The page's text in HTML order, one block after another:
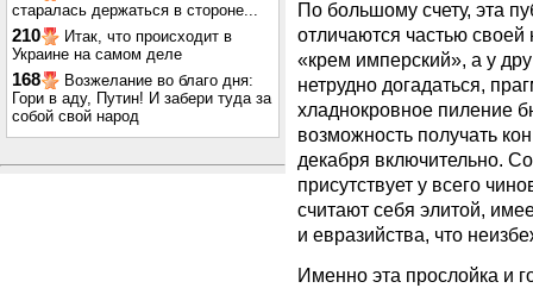
старалась держаться в стороне...
210
Итак, что происходит в
Украине на самом деле
168
Возжелание во благо дня:
Гори в аду, Путин! И забери туда за
собой свой народ
По большому счету, эта
отличаются частью своей
«крем имперский», а у
нетрудно догадаться,
хладнокровное пиление
возможность получать
декабря включительно.
присутствует у всего
считают себя элитой,
и евразийства, что
Именно эта прослойка и